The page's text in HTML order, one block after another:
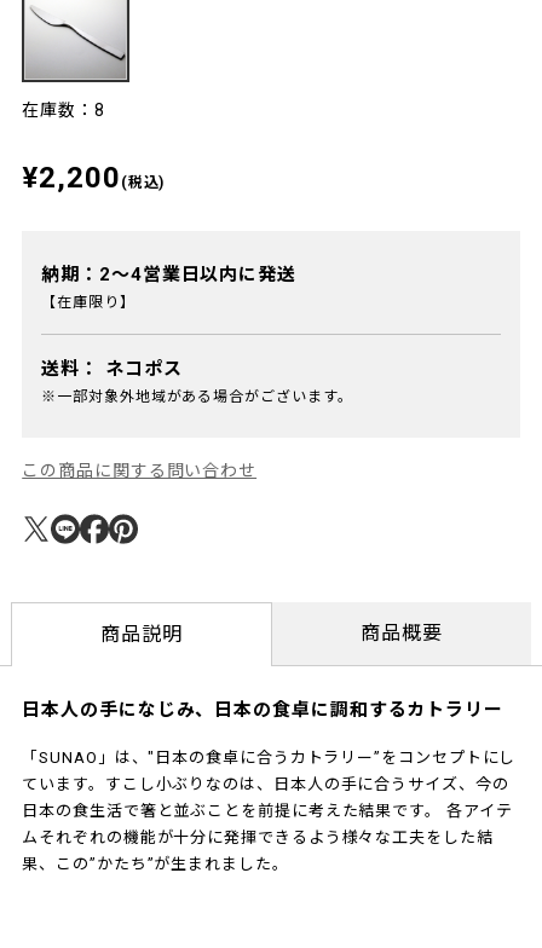
在庫数：8
¥2,200 (税込)
納期：2～4営業日以内に発送
【在庫限り】
送料： ネコポス
※一部対象外地域がある場合がございます。
この商品に関する問い合わせ
商品説明 商品概要
日本人の手になじみ、日本の食卓に調和するカトラリー
「SUNAO」は、"日本の食卓に合うカトラリー”をコンセプトにし
ています。すこし小ぶりなのは、日本人の手に合うサイズ、今の
日本の食生活で箸と並ぶことを前提に考えた結果です。 各アイテ
ムそれぞれの機能が十分に発揮できるよう様々な工夫をした結
果、この”かたち”が生まれました。